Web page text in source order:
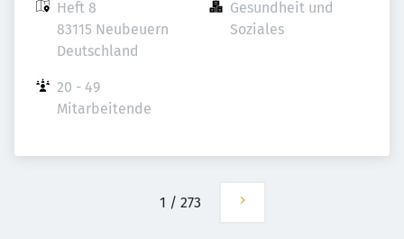
Heft 8
83115 Neubeuern
Deutschland
Gesundheit und
Soziales
20 - 49
Mitarbeitende
1 / 273